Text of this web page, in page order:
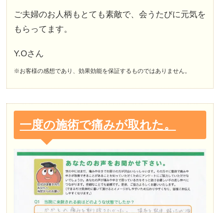
ご夫婦のお人柄もとても素敵で、会うたびに元気を
もらってます。
Y.Oさん
※お客様の感想であり、効果効能を保証するものではありません。
一度の施術で痛みが取れた。